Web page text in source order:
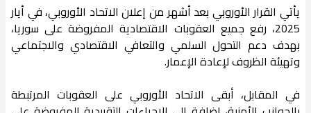
يأتي القرار الأوروبي بعد أشهر من إعلان الاتحاد الأوروبي، في أيار
2025، رفع جميع العقوبات الاقتصادية المفروضة على سوريا،
بهدف دعم التحول السلمي والتعافي الاقتصادي والاجتماعي
وتهيئة الظروف لإعادة الإعمار.
في المقابل، أبقى الاتحاد الأوروبي على العقوبات المرتبطة